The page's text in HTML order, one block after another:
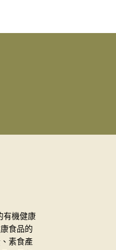
有機健康
食品的
素食產